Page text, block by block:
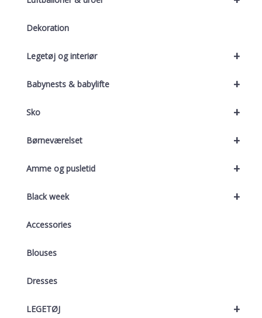
Dekoration
+
Legetøj og interiør
+
Babynests & babylifte
+
Sko
+
Børneværelset
+
Amme og pusletid
+
Black week
Accessories
Blouses
Dresses
+
LEGETØJ